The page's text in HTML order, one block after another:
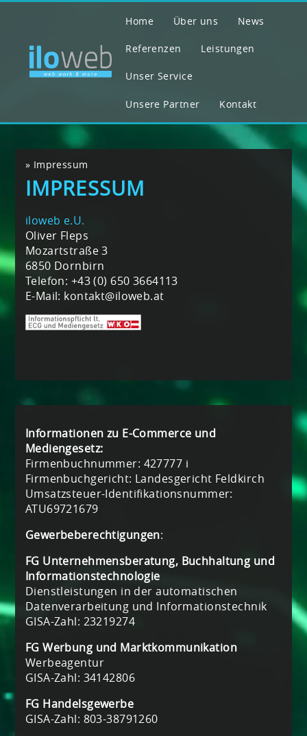
Home Über uns News
Referenzen Leistungen
Unser Service
Unsere Partner Kontakt
» Impressum
IMPRESSUM
iloweb e.U.
Oliver Fleps
Mozartstraße 3
6850 Dornbirn
Telefon: +43 (0) 650 3664113
E-Mail: kontakt@iloweb.at
Informationen zu E-Commerce und
Mediengesetz:
Firmenbuchnummer: 427777 i
Firmenbuchgericht: Landesgericht Feldkirch
Umsatzsteuer-Identifikationsnummer:
ATU69721679
Gewerbeberechtigungen:
FG Unternehmensberatung, Buchhaltung und
Informationstechnologie
Dienstleistungen in der automatischen
Datenverarbeitung und Informationstechnik
GISA-Zahl: 23219274
FG Werbung und Marktkommunikation
Werbeagentur
GISA-Zahl: 34142806
FG Handelsgewerbe
GISA-Zahl: 803-38791260